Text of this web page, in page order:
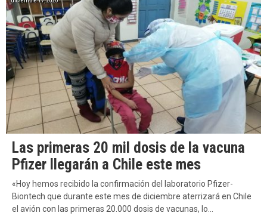
Las primeras 20 mil dosis de la vacuna
Pfizer llegarán a Chile este mes
«Hoy hemos recibido la confirmación del laboratorio Pfizer-
Biontech que durante este mes de diciembre aterrizará en Chile
el avión con las primeras 20.000 dosis de vacunas, lo…